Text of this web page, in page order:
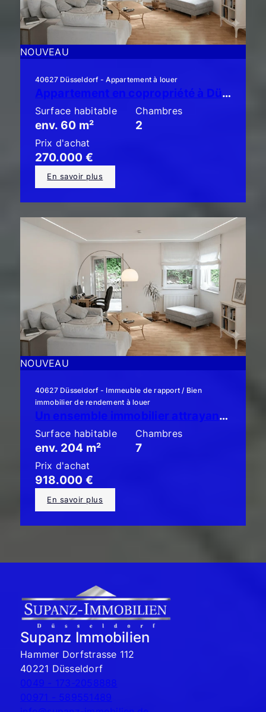
NOUVEAU
40627 Düsseldorf - Appartement à louer
Appartement en copropriété à Düsseldorf-Unterbach : élégant appartement de 2 pièces avec un grand balcon !
Surface habitable
env. 60 m²
Chambres
2
Prix d'achat
270.000 €
En savoir plus
NOUVEAU
40627 Düsseldorf - Immeuble de rapport / Bien
immobilier de rendement à louer
Un ensemble immobilier attrayant composé de 3 appartements en copropriété avec jardin !
Surface habitable
env. 204 m²
Chambres
7
Prix d'achat
918.000 €
En savoir plus
Supanz Immobilien
Hammer Dorfstrasse 112
40221 Düsseldorf
0049 - 173-2058888
00971 - 589551489